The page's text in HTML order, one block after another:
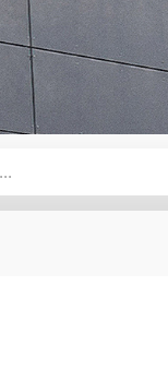
JES-MS400W-CO一氧